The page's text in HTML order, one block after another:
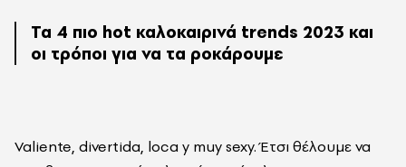
Τα 4 πιο hot καλοκαιρινά trends 2023 και
οι τρόποι για να τα ροκάρουμε
Valiente, divertida, loca y muy sexy. Έτσι θέλουμε να